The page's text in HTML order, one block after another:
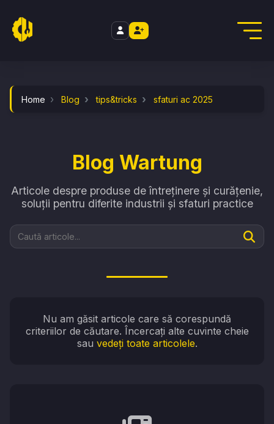
Home Blog tips&tricks sfaturi ac 2025
Blog Wartung
Articole despre produse de întreținere și curățenie,
soluții pentru diferite industrii și sfaturi practice
Nu am găsit articole care să corespundă
criteriilor de căutare. Încercați alte cuvinte cheie
sau vedeți toate articolele.